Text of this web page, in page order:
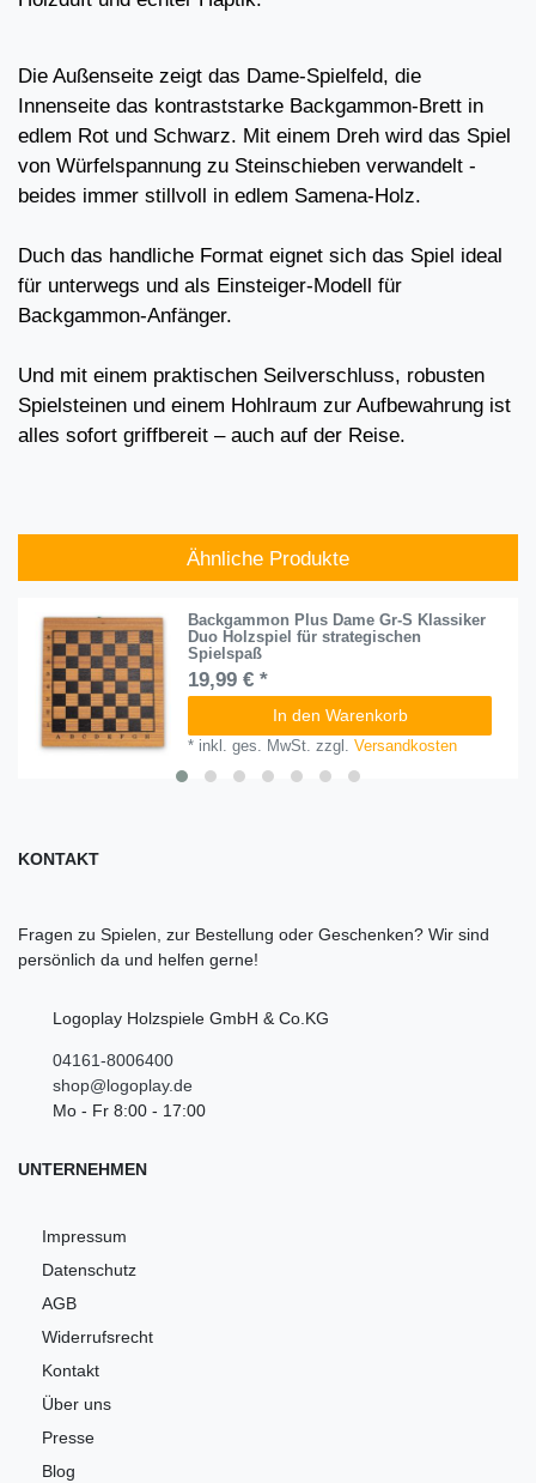
Die Außenseite zeigt das Dame-Spielfeld, die
Innenseite das kontraststarke Backgammon-Brett in
edlem Rot und Schwarz. Mit einem Dreh wird das Spiel
von Würfelspannung zu Steinschieben verwandelt -
beides immer stillvoll in edlem Samena-Holz.
Duch das handliche Format eignet sich das Spiel ideal
für unterwegs und als Einsteiger-Modell für
Backgammon-Anfänger.
Und mit einem praktischen Seilverschluss, robusten
Spielsteinen und einem Hohlraum zur Aufbewahrung ist
alles sofort griffbereit – auch auf der Reise.
Ähnliche Produkte
Backgammon Plus Dame Gr-S Klassiker
Duo Holzspiel für strategischen
Spielspaß​
19,99 € *
In den Warenkorb
* inkl. ges. MwSt. zzgl.Versandkosten
KONTAKT
Fragen zu Spielen, zur Bestellung oder Geschenken? Wir sind
persönlich da und helfen gerne!
Logoplay Holzspiele GmbH & Co.KG
04161-8006400
shop@logoplay.de
Mo - Fr 8:00 - 17:00
UNTERNEHMEN
Impressum
Datenschutz
AGB
Widerrufsrecht
Kontakt
Über uns
Presse
Blog